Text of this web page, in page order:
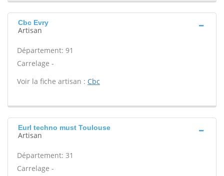
Cbc Evry
Artisan
Département: 91
Carrelage -
Voir la fiche artisan : Cbc
Eurl techno must Toulouse
Artisan
Département: 31
Carrelage -